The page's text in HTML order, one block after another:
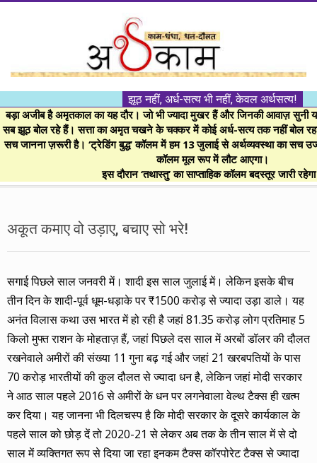
।।
अर्थकाम।।
BE
FINANCIALLY
CLEVER!
झूठ नहीं, अर्ध-सत्य भी नहीं, केवल अर्थसत्य!
बड़ा अजीब है अमृतकाल का यह दौर। जो भी ज्यादा मुखर हैं और जिनकी आवाज़ सुनी
सब झूठ बोल रहे हैं। सत्ता का अमृत चखने के चक्कर में कोई अर्ध-सत्य तक नहीं बोल
सच जानना ज़रूरी है। ‘ट्रेडिंग बुद्ध’ कॉलम में हम 13 जुलाई से अर्थव्यवस्था का सच
कॉलम मूल रूप में लौट आएगा।
इस दौरान ‘तथास्तु’ का साप्ताहिक कॉलम बदस्तूर जारी
Menu
अकूत कमाए वो उड़ाए, बचाए सो भरे!
सगाई पिछले साल जनवरी में। शादी इस साल जुलाई में। लेकिन इसके बीच
तीन दिन के शादी-पूर्व धूम-धड़ाके पर ₹1500 करोड़ से ज्यादा उड़ा डाले। यह
अनंत विलास कथा उस भारत में हो रही है जहां 81.35 करोड़ लोग प्रतिमाह 5
किलो मुफ्त राशन के मोहताज़ हैं, जहां पिछले दस साल में अरबों डॉलर की दौलत
रखनेवाले अमीरों की संख्या 11 गुना बढ़ गई और जहां 21 खरबपतियों के पास
70 करोड़ भारतीयों की कुल दौलत से ज्यादा धन है, लेकिन जहां मोदी सरकार
ने आठ साल पहले 2016 से अमीरों के धन पर लगनेवाला वेल्थ टैक्स ही खत्म
कर दिया। यह जानना भी दिलचस्प है कि मोदी सरकार के दूसरे कार्यकाल के
पहले साल को छोड़ दें तो 2020-21 से लेकर अब तक के तीन साल में से दो
साल में व्यक्तिगत रूप से दिया जा रहा इनकम टैक्स कॉरपोरेट टैक्स से ज्यादा